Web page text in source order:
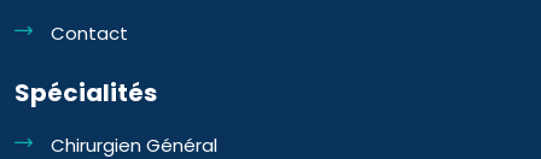
Contact
Spécialités
Chirurgien Général